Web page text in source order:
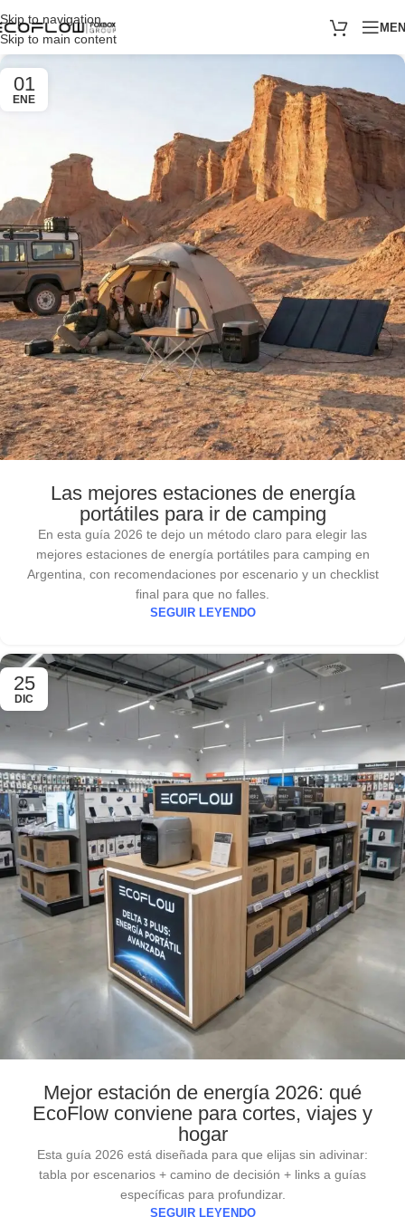
Skip to navigation
Skip to main content
01
ENE
Las mejores estaciones de energía
portátiles para ir de camping
En esta guía 2026 te dejo un método claro para elegir las
mejores estaciones de energía portátiles para camping en
Argentina, con recomendaciones por escenario y un checklist
final para que no falles.
SEGUIR LEYENDO
25
DIC
Mejor estación de energía 2026: qué
EcoFlow conviene para cortes, viajes y
hogar
Esta guía 2026 está diseñada para que elijas sin adivinar:
tabla por escenarios + camino de decisión + links a guías
específicas para profundizar.
SEGUIR LEYENDO